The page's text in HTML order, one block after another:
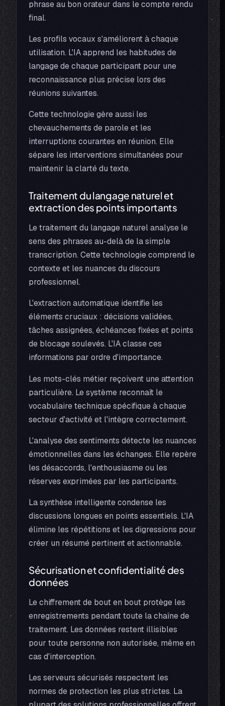
phrase au bon orateur dans le compte rendu
final.
Les profils vocaux s'améliorent à chaque
utilisation. L'IA apprend les habitudes de
langage de chaque participant pour une
reconnaissance plus précise lors des
réunions suivantes.
Cette technologie gère aussi les
chevauchements de parole et les
interruptions courantes en réunion. Elle
sépare les interventions simultanées pour
maintenir la clarté du texte.
Traitement du langage naturel et
extraction des points importants
Le traitement du langage naturel analyse le
sens des phrases au-delà de la simple
transcription. Cette technologie comprend le
contexte et les nuances du discours
professionnel.
L'extraction automatique identifie les
éléments cruciaux : décisions validées,
tâches assignées, échéances fixées et points
de blocage soulevés. L'IA classe ces
informations par ordre d'importance.
Les mots-clés métier reçoivent une attention
particulière. Le système reconnaît le
vocabulaire technique spécifique à chaque
secteur d'activité et l'intègre correctement.
L'analyse des sentiments détecte les nuances
émotionnelles dans les échanges. Elle repère
les désaccords, l'enthousiasme ou les
réserves exprimées par les participants.
La synthèse intelligente condense les
discussions longues en points essentiels. L'IA
élimine les répétitions et les digressions pour
créer un résumé pertinent et actionnable.
Sécurisation et confidentialité des
données
Le chiffrement de bout en bout protège les
enregistrements pendant toute la chaîne de
traitement. Les données restent illisibles
pour toute personne non autorisée, même en
cas d'interception.
Les serveurs sécurisés respectent les
normes de protection les plus strictes. La